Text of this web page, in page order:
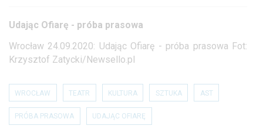
Udając Ofiarę - próba prasowa
Wrocław 24.09.2020: Udając Ofiarę - próba prasowa Fot:
Krzysztof Zatycki/Newsello.pl
WROCŁAW TEATR KULTURA SZTUKA AST
PRÓBA PRASOWA UDAJĄC OFIARĘ